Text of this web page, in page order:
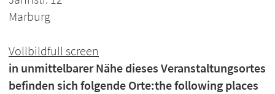
Marburg
Vollbildfull screen
in unmittelbarer Nähe dieses Veranstaltungsortes
befinden sich folgende Orte:the following places